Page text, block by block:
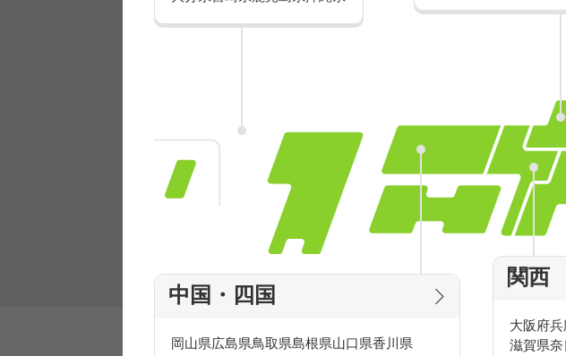
関西
大阪府兵
滋賀県奈
中国・四国
岡山県広島県鳥取県島根県山口県香川県
有名ブランドで楽しく働こう
人気を誇るブランドで 販売&店舗運営スタッ
フ積極採用中！
家電量販店
家電量販店で